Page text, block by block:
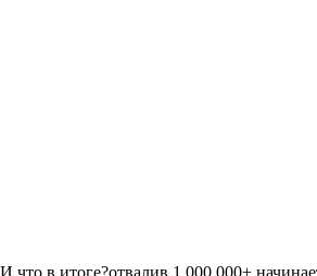
в итоге?отвалив 1 000 000+